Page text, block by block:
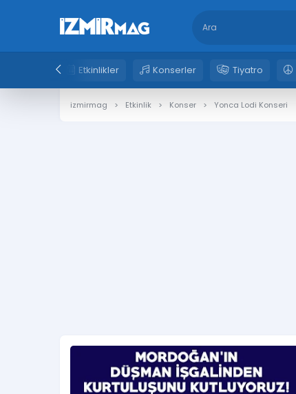
Etkinlikler Konserler Tiyatro
izmirmag Etkinlik Konser Yonca Lodi Konseri